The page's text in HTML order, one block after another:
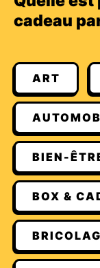
cadeau
ART
BIEN-
BOX &